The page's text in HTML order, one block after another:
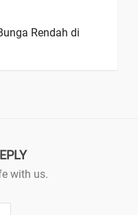
Rendah di
with us.